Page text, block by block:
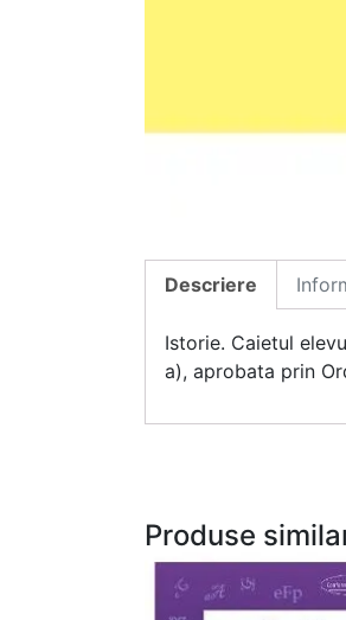
Descriere
Istorie. Caietul
a), aprobata prin
Produse